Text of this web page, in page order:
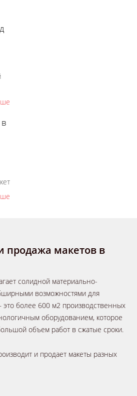
продажа макетов в
солидной материально-
возможностями для
это более 600 м2 производственных
оборудованием, которое
объем работ в сжатые сроки.
и продает макеты разных